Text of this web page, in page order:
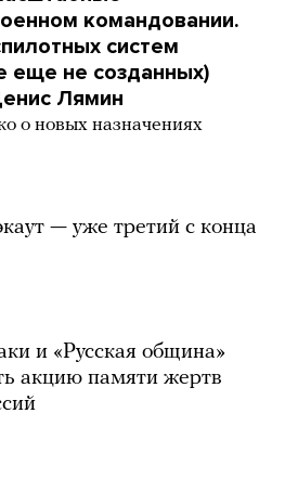
командовании.
систем
еще не созданных)
Лямин
о новых назначениях
— уже третий с конца
и «Русская община»
акцию памяти жертв